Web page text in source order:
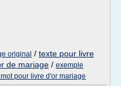
original / texte pour livre
de mariage / exemple
pour livre d'or mariage